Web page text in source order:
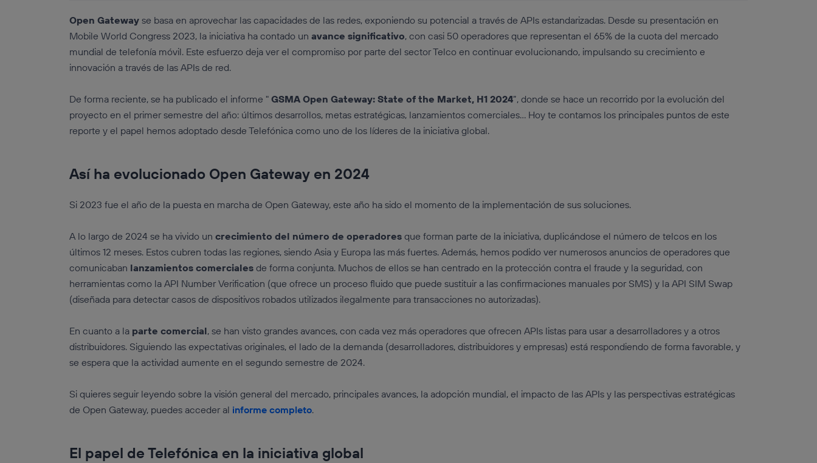
Open Gateway se basa en aprovechar las capacidades de las redes, exponiendo su potencial a través de APIs estandarizadas. Desde su presentación en
Mobile World Congress 2023, la iniciativa ha contado un avance significativo, con casi 50 operadores que representan el 65% de la cuota del mercado
mundial de telefonía móvil. Este esfuerzo deja ver el compromiso por parte del sector Telco en continuar evolucionando, impulsando su crecimiento e
innovación a través de las APIs de red.
De forma reciente, se ha publicado el informe " GSMA Open Gateway: State of the Market, H1 2024”, donde se hace un recorrido por la evolución del
proyecto en el primer semestre del año: últimos desarrollos, metas estratégicas, lanzamientos comerciales… Hoy te contamos los principales puntos de este
reporte y el papel hemos adoptado desde Telefónica como uno de los líderes de la iniciativa global.
Así ha evolucionado Open Gateway en 2024
Si 2023 fue el año de la puesta en marcha de Open Gateway, este año ha sido el momento de la implementación de sus soluciones.
A lo largo de 2024 se ha vivido un crecimiento del número de operadores que forman parte de la iniciativa, duplicándose el número de telcos en los
últimos 12 meses. Estos cubren todas las regiones, siendo Asia y Europa las más fuertes. Además, hemos podido ver numerosos anuncios de operadores que
comunicaban lanzamientos comerciales de forma conjunta. Muchos de ellos se han centrado en la protección contra el fraude y la seguridad, con
herramientas como la API Number Verification (que ofrece un proceso fluido que puede sustituir a las confirmaciones manuales por SMS) y la API SIM Swap
(diseñada para detectar casos de dispositivos robados utilizados ilegalmente para transacciones no autorizadas).
En cuanto a la parte comercial, se han visto grandes avances, con cada vez más operadores que ofrecen APIs listas para usar a desarrolladores y a otros
distribuidores. Siguiendo las expectativas originales, el lado de la demanda (desarrolladores, distribuidores y empresas) está respondiendo de forma favorable, y
se espera que la actividad aumente en el segundo semestre de 2024.
Si quieres seguir leyendo sobre la visión general del mercado, principales avances, la adopción mundial, el impacto de las APIs y las perspectivas estratégicas
de Open Gateway, puedes acceder al informe completo.
El papel de Telefónica en la iniciativa global